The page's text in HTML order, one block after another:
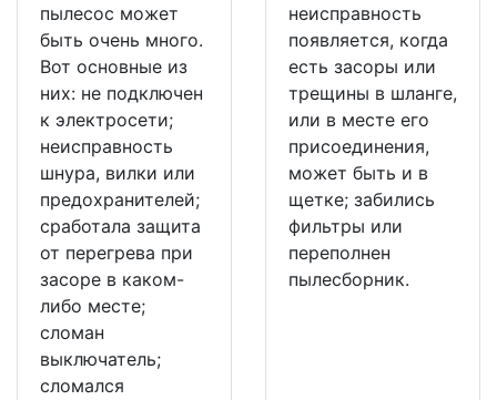
пылесос может
быть очень много.
Вот основные из
них: не подключен
к электросети;
неисправность
шнура, вилки или
предохранителей;
сработала защита
от перегрева при
засоре в каком-
либо месте;
сломан
выключатель;
сломался
неисправность
появляется, когда
есть засоры или
трещины в шланге,
или в месте его
присоединения,
может быть и в
щетке; забились
фильтры или
переполнен
пылесборник.